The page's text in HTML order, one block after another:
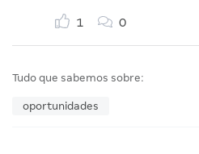
1 0
Tudo que sabemos sobre:
oportunidades